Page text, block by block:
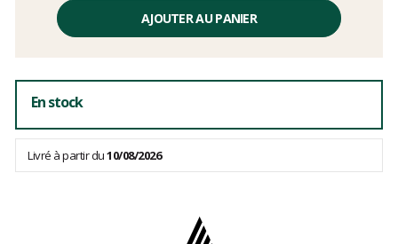
unitaire,
AJOUTER AU PANIER
En stock
Livré à partir du10/08/2026